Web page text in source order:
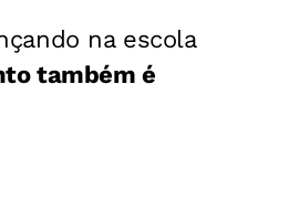
na escola
também é